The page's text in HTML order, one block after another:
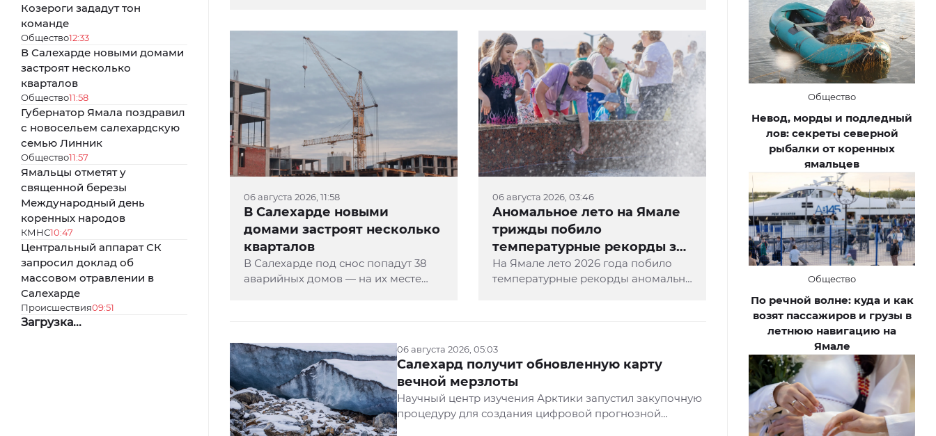
Козероги зададут тон
команде
Общество12:33
В Салехарде новыми домами
застроят несколько
кварталов
Общество11:58
Губернатор Ямала поздравил
с новосельем салехардскую
семью Линник
Общество11:57
Ямальцы отметят у
священной березы
Международный день
коренных народов
КМНС10:47
Центральный аппарат СК
запросил доклад об
массовом отравлении в
Салехарде
Происшествия09:51
Загрузка...
06 августа 2026, 11:58
В Салехарде новыми
домами застроят несколько
кварталов
В Салехарде под снос попадут 38
аварийных домов — на их месте
Титовский.
06 августа 2026, 03:46
Аномальное лето на Ямале
трижды побило
температурные рекорды за
10 лет
На Ямале лето 2026 года побило
температурные рекорды аномально
зафиксированы три абсолютных
температурных максимума.
06 августа 2026, 05:03
Салехард получит обновленную карту
вечной мерзлоты
Научный центр изучения Арктики запустил закупочную
процедуру для создания цифровой прогнозной
Общество
Невод, морды и подледный
лов: секреты северной
рыбалки от коренных
ямальцев
Общество
По речной волне: куда и как
возят пассажиров и грузы в
летнюю навигацию на
Ямале